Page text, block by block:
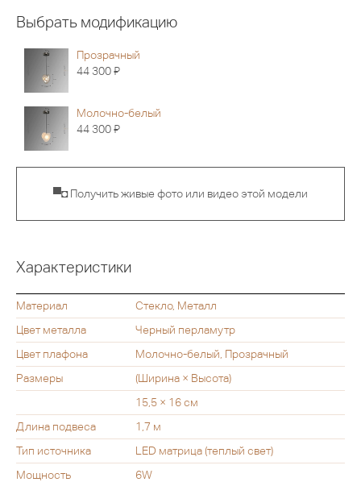
Выбрать модификацию
Прозрачный
44 300Я
Молочно-белый
44 300Я
▀◘ Получить живые фото или видео этой модели
Характеристики
Материал
Стекло, Металл
Цвет металла
Черный перламутр
Цвет плафона
Молочно-белый, Прозрачный
Размеры
(Ширина × Высота)
15,5 × 16 см
Длина подвеса
1,7 м
Тип источника
LED матрица (теплый свет)
Мощность
6W